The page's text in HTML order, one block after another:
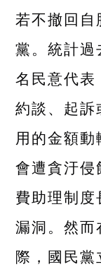
若不撤回自
黨。統計過
名民意代表
約談、起訴
用的金額
會遭貪汙侵
費助理制度
漏洞。然而
際，國民